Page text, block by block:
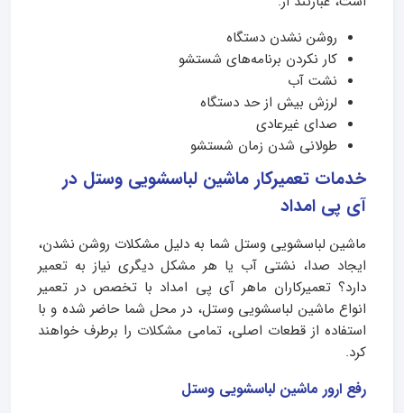
روشن نشدن دستگاه
کار نکردن برنامه‌های شستشو
نشت آب
لرزش بیش از حد دستگاه
صدای غیرعادی
طولانی شدن زمان شستشو
خدمات تعمیرکار ماشین لباسشویی وستل در
آی پی امداد
ماشین لباسشویی وستل شما به دلیل مشکلات روشن نشدن،
ایجاد صدا، نشتی آب یا هر مشکل دیگری نیاز به تعمیر
دارد؟ تعمیرکاران ماهر آی پی امداد با تخصص در تعمیر
انواع ماشین لباسشویی وستل، در محل شما حاضر شده و با
استفاده از قطعات اصلی، تمامی مشکلات را برطرف خواهند
کرد.
رفع ارور ماشین لباسشویی وستل